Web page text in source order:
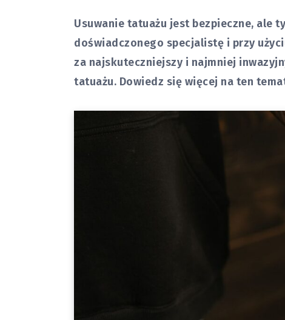
Usuwanie tatuażu jest bezpieczne, ale
doświadczonego specjalistę i przy
za najskuteczniejszy i najmniej
tatuażu. Dowiedz się więcej na ten